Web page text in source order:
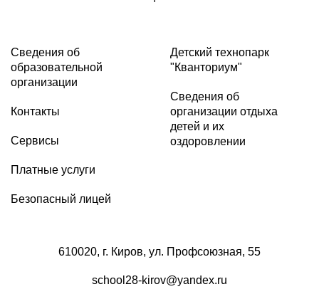
Сведения об
образовательной
организации
Контакты
Сервисы
Платные услуги
Безопасный лицей
Детский технопарк
"Кванториум"
Сведения об
организации отдыха
детей и их
оздоровлении
610020, г. Киров, ул. Профсоюзная, 55
school28-kirov@yandex.ru